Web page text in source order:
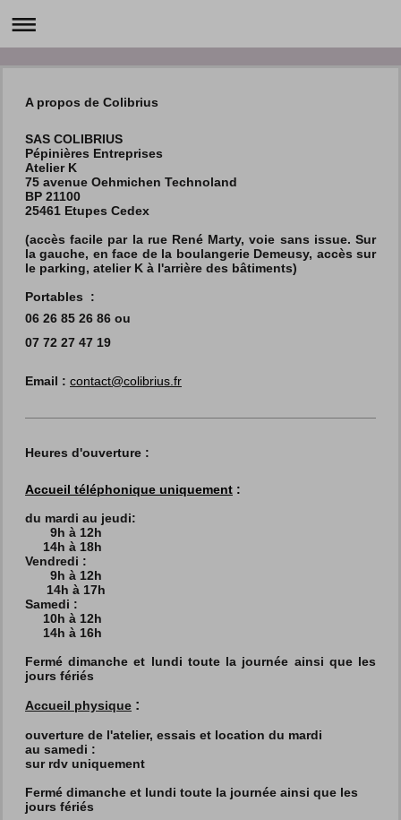
A propos de Colibrius
SAS COLIBRIUS
Pépinières Entreprises
Atelier K
75 avenue Oehmichen Technoland
BP 21100
25461 Etupes Cedex
(accès facile par la rue René Marty, voie sans issue. Sur
la gauche, en face de la boulangerie Demeusy, accès sur
le parking, atelier K à l'arrière des bâtiments)
Portables :
06 26 85 26 86 ou
07 72 27 47 19
Email : contact@colibrius.fr
Heures d'ouverture :
Accueil téléphonique uniquement :
du mardi au jeudi:
9h à 12h
14h à 18h
Vendredi :
9h à 12h
14h à 17h
Samedi :
10h à 12h
14h à 16h
Fermé dimanche et lundi toute la journée ainsi que les
jours fériés
Accueil physique :
ouverture de l'atelier, essais et location du mardi
au samedi :
sur rdv uniquement
Fermé dimanche et lundi toute la journée ainsi que les
jours fériés